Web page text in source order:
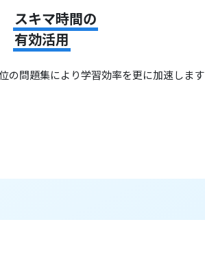
スキマ時間の
有効活用
の問題集により学習効率を更に加速します